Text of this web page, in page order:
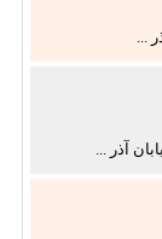
خواب:
...
آذر ...